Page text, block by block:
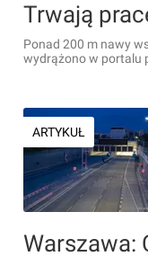
Ponad 200 m nawy
wydrążono w portalu
ARTYKUŁ